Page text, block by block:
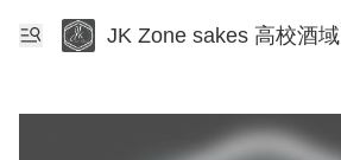
JK Zone sakes 高校酒域